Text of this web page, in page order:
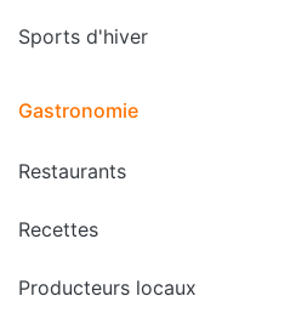
Sports d'hiver
Gastronomie
Restaurants
Recettes
Producteurs locaux